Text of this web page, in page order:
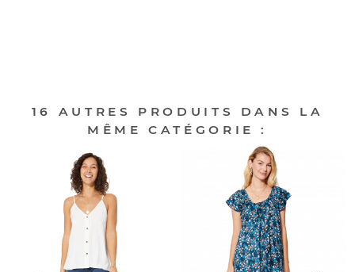
16 AUTRES PRODUITS DANS LA
MÊME CATÉGORIE :